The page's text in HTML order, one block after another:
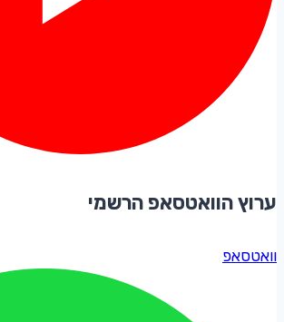
ערוץ הוואטסאפ הרשמי
וואטסאפ